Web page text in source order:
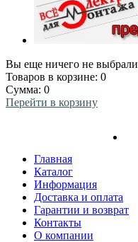
Вы еще ничего не выбрали
Товаров в корзине: 0
Сумма: 0
Перейти в корзину
Главная
Каталог
Информация
Доставка и оплата
Гарантии и возврат
Контакты
О компании